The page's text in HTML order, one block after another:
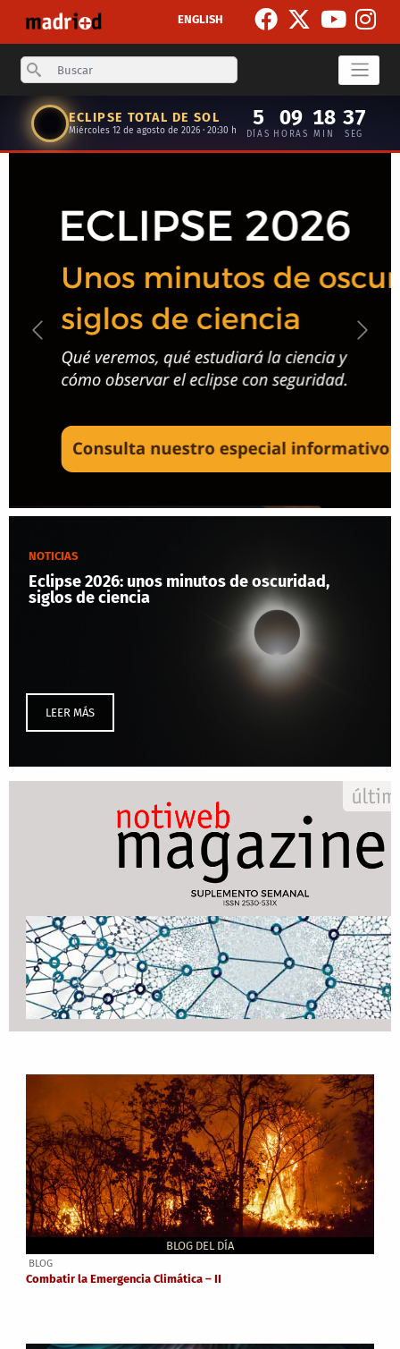
ENGLISH
Search
ECLIPSE TOTAL DE SOL
Miércoles 12 de agosto de 2026 · 20:30 h
5
DÍAS
09
HORAS
18
MIN
37
SEG
Anterior
NOTICIAS
Eclipse 2026: unos minutos de oscuridad,
siglos de ciencia
LEER MÁS
BLOG DEL DÍA
BLOG
Combatir la Emergencia Climática – II